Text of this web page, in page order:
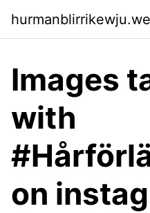
Images
with
on